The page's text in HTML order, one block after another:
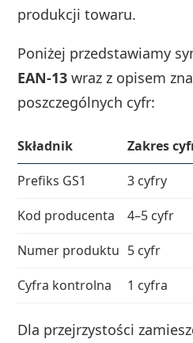
produkcji towaru.
Poniżej przedstawiamy
EAN-13 wraz z opisem
poszczególnych cyfr:
Składnik Zakres
Prefiks GS1
3 cyfry
Kod producenta
4–5 cyfr
Numer produktu 5 cyfr
Cyfra kontrolna
1 cyfra
Dla przejrzystości